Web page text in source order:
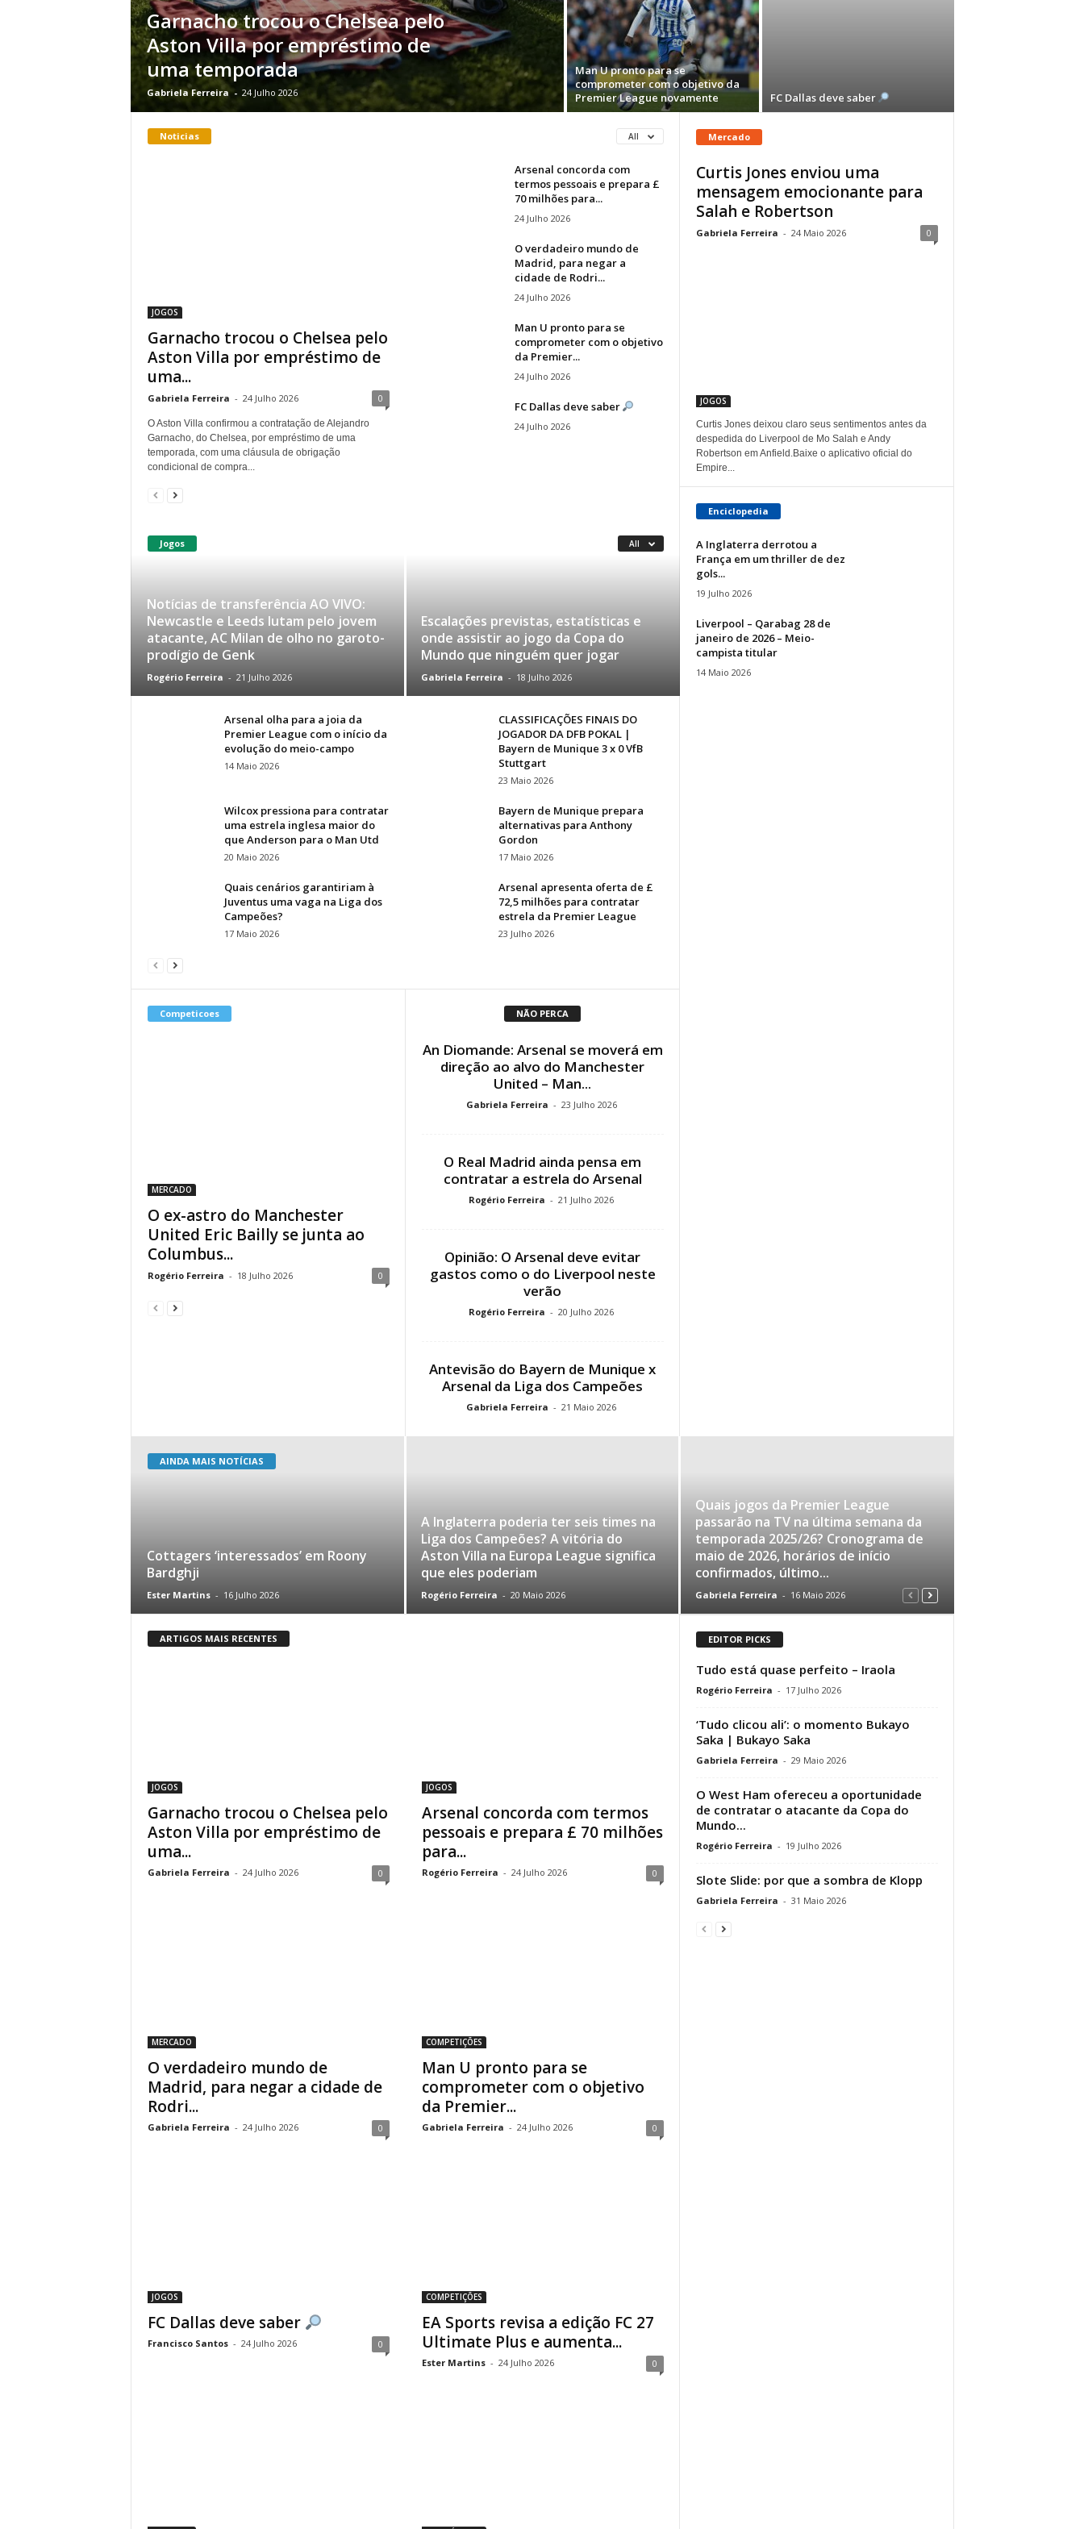
Garnacho trocou o Chelsea pelo
Aston Villa por empréstimo de
uma temporada
Gabriela Ferreira - 24 Julho 2026
Man U pronto para se
comprometer com o objetivo da
Premier League novamente
FC Dallas deve saber
Noticias All
JOGOS
Garnacho trocou o Chelsea pelo
Aston Villa por empréstimo de
uma...
Gabriela Ferreira - 24 Julho 2026 0
O Aston Villa confirmou a contratação de Alejandro
Garnacho, do Chelsea, por empréstimo de uma
temporada, com uma cláusula de obrigação
condicional de compra...
Arsenal concorda com
termos pessoais e prepara £
70 milhões para...
24 Julho 2026
O verdadeiro mundo de
Madrid, para negar a
cidade de Rodri...
24 Julho 2026
Man U pronto para se
comprometer com o objetivo
da Premier...
24 Julho 2026
FC Dallas deve saber
24 Julho 2026
Jogos All
Notícias de transferência AO VIVO:
Newcastle e Leeds lutam pelo jovem
atacante, AC Milan de olho no garoto-
prodígio de Genk
Rogério Ferreira - 21 Julho 2026
Escalações previstas, estatísticas e
onde assistir ao jogo da Copa do
Mundo que ninguém quer jogar
Gabriela Ferreira - 18 Julho 2026
Arsenal olha para a joia da
Premier League com o início da
evolução do meio-campo
14 Maio 2026
CLASSIFICAÇÕES FINAIS DO
JOGADOR DA DFB POKAL |
Bayern de Munique 3 x 0 VfB
Stuttgart
23 Maio 2026
Wilcox pressiona para contratar
uma estrela inglesa maior do
que Anderson para o Man Utd
20 Maio 2026
Bayern de Munique prepara
alternativas para Anthony
Gordon
17 Maio 2026
Quais cenários garantiriam à
Juventus uma vaga na Liga dos
Campeões?
17 Maio 2026
Arsenal apresenta oferta de £
72,5 milhões para contratar
estrela da Premier League
23 Julho 2026
Competicoes
MERCADO
O ex-astro do Manchester
United Eric Bailly se junta ao
Columbus...
Rogério Ferreira - 18 Julho 2026 0
NÃO PERCA
An Diomande: Arsenal se moverá em
direção ao alvo do Manchester
United – Man...
Gabriela Ferreira - 23 Julho 2026
O Real Madrid ainda pensa em
contratar a estrela do Arsenal
Rogério Ferreira - 21 Julho 2026
Opinião: O Arsenal deve evitar
gastos como o do Liverpool neste
verão
Rogério Ferreira - 20 Julho 2026
Antevisão do Bayern de Munique x
Arsenal da Liga dos Campeões
Gabriela Ferreira - 21 Maio 2026
Mercado
Curtis Jones enviou uma
mensagem emocionante para
Salah e Robertson
Gabriela Ferreira - 24 Maio 2026 0
JOGOS
Curtis Jones deixou claro seus sentimentos antes da
despedida do Liverpool de Mo Salah e Andy
Robertson em Anfield.Baixe o aplicativo oficial do
Empire...
Enciclopedia
A Inglaterra derrotou a
França em um thriller de dez
gols...
19 Julho 2026
Liverpool – Qarabag 28 de
janeiro de 2026 – Meio-
campista titular
14 Maio 2026
AINDA MAIS NOTÍCIAS
Cottagers ‘interessados’ em Roony
Bardghji
Ester Martins - 16 Julho 2026
A Inglaterra poderia ter seis times na
Liga dos Campeões? A vitória do
Aston Villa na Europa League significa
que eles poderiam
Rogério Ferreira - 20 Maio 2026
Quais jogos da Premier League
passarão na TV na última semana da
temporada 2025/26? Cronograma de
maio de 2026, horários de início
confirmados, último...
Gabriela Ferreira - 16 Maio 2026
ARTIGOS MAIS RECENTES
JOGOS
Garnacho trocou o Chelsea pelo
Aston Villa por empréstimo de
uma...
Gabriela Ferreira - 24 Julho 2026 0
JOGOS
Arsenal concorda com termos
pessoais e prepara £ 70 milhões
para...
Rogério Ferreira - 24 Julho 2026 0
MERCADO
O verdadeiro mundo de
Madrid, para negar a cidade de
Rodri...
Gabriela Ferreira - 24 Julho 2026 0
COMPETIÇÕES
Man U pronto para se
comprometer com o objetivo
da Premier...
Gabriela Ferreira - 24 Julho 2026 0
JOGOS
FC Dallas deve saber
Francisco Santos - 24 Julho 2026 0
COMPETIÇÕES
EA Sports revisa a edição FC 27
Ultimate Plus e aumenta...
Ester Martins - 24 Julho 2026 0
EDITOR PICKS
Tudo está quase perfeito – Iraola
Rogério Ferreira - 17 Julho 2026
‘Tudo clicou ali’: o momento Bukayo
Saka | Bukayo Saka
Gabriela Ferreira - 29 Maio 2026
O West Ham ofereceu a oportunidade
de contratar o atacante da Copa do
Mundo...
Rogério Ferreira - 19 Julho 2026
Slote Slide: por que a sombra de Klopp
Gabriela Ferreira - 31 Maio 2026